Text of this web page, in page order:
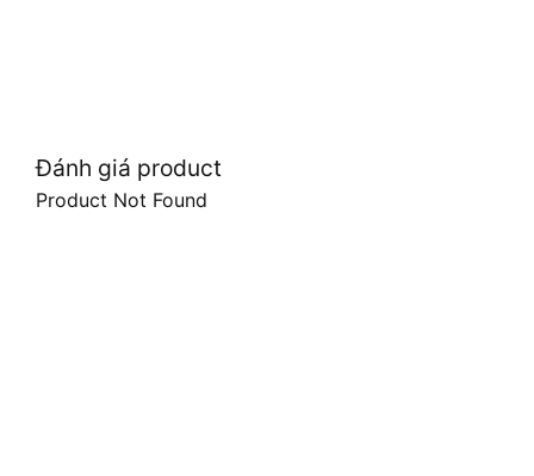
Đánh giá product
Product Not Found